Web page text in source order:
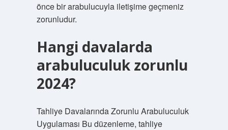
önce bir arabulucuyla iletişime geçmeniz
zorunludur.
Hangi davalarda
arabuluculuk zorunlu
2024?
Tahliye Davalarında Zorunlu Arabuluculuk
Uygulaması Bu düzenleme, tahliye